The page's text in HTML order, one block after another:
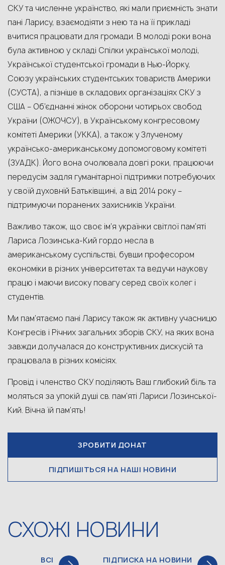
СКУ та численне українство, які мали приємність знати
пані Ларису, взаємодіяти з нею та на її прикладі
вчитися працювати для громади. В молоді роки вона
була активною у складі Спілки української молоді,
Української студентської громади в Нью-Йорку,
Союзу українських студентських товариств Америки
(СУСТА), а пізніше в складових організаціях СКУ з
США – Об’єднанні жінок оборони чотирьох свобод
України (ОЖОЧСУ), в Українському конгресовому
комітеті Америки (УККА), а також у Злученому
українсько-американському допомоговому комітеті
(ЗУАДК). Його вона очолювала довгі роки, працюючи
передусім задля гуманітарної підтримки потребуючих
у своїй духовній Батьківщині, а від 2014 року –
підтримуючи поранених захисників України.
Важливо також, що своє ім’я українки світлої пам’яті
Лариса Лозинська-Кий гордо несла в
американському суспільстві, бувши професором
економіки в різних університетах та ведучи наукову
працю і маючи високу повагу серед своїх колег і
студентів.
Ми пам’ятаємо пані Ларису також як активну учасницю
Конгресів і Річних загальних зборів СКУ, на яких вона
завжди долучалася до конструктивних дискусій та
працювала в різних комісіях.
Провід і членство СКУ поділяють Ваш глибокий біль та
моляться за упокій душі св. пам’яті Лариси Лозинської-
Кий. Вічна їй пам’ять!
ЗРОБИТИ ДОНАТ
ПІДПИШІТЬСЯ НА НАШІ НОВИНИ
СХОЖІ НОВИНИ
ВСІ
ПІДПИСКА НА НОВИНИ